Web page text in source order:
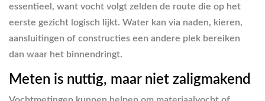
essentieel, want vocht volgt zelden de route die op het
eerste gezicht logisch lijkt. Water kan via naden, kieren,
aansluitingen of constructies een andere plek bereiken
dan waar het binnendringt.
Meten is nuttig, maar niet zaligmakend